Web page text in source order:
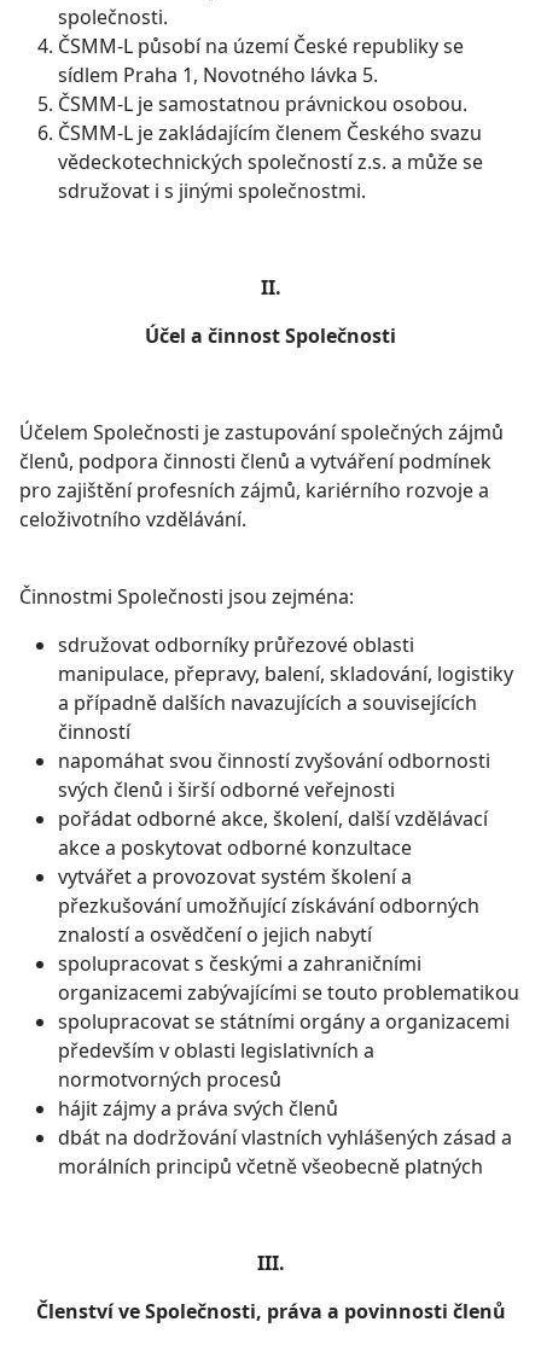
společnosti.
ČSMM-L působí na území České republiky se
sídlem Praha 1, Novotného lávka 5.
ČSMM-L je samostatnou právnickou osobou.
ČSMM-L je zakládajícím členem Českého svazu
vědeckotechnických společností z.s. a může se
sdružovat i s jinými společnostmi.
II.
Účel a činnost Společnosti
Účelem Společnosti je zastupování společných zájmů
členů, podpora činnosti členů a vytváření podmínek
pro zajištění profesních zájmů, kariérního rozvoje a
celoživotního vzdělávání.
Činnostmi Společnosti jsou zejména:
sdružovat odborníky průřezové oblasti
manipulace, přepravy, balení, skladování, logistiky
a případně dalších navazujících a souvisejících
činností
napomáhat svou činností zvyšování odbornosti
svých členů i širší odborné veřejnosti
pořádat odborné akce, školení, další vzdělávací
akce a poskytovat odborné konzultace
vytvářet a provozovat systém školení a
přezkušování umožňující získávání odborných
znalostí a osvědčení o jejich nabytí
spolupracovat s českými a zahraničními
organizacemi zabývajícími se touto problematikou
spolupracovat se státními orgány a organizacemi
především v oblasti legislativních a
normotvorných procesů
hájit zájmy a práva svých členů
dbát na dodržování vlastních vyhlášených zásad a
morálních principů včetně všeobecně platných
III.
Členství ve Společnosti, práva a povinnosti členů